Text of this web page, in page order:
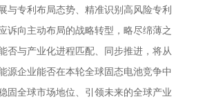
与专利布局态势、精准识别高风险专利
诉向主动布局的战略转型，略尽绵薄之
否与产业化进程匹配、同步推进，将从
源企业能否在本轮全球固态电池竞争中
固全球市场地位、引领未来的全球产业